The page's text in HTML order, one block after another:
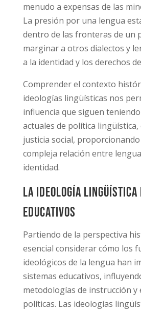
menudo a expensas de las
La presión por una lengua
dentro de las fronteras de un
marginar a otros dialectos y
a la identidad y los derechos
Comprender el contexto
ideologías lingüísticas nos
influencia que siguen
actuales de política lingüística,
justicia social,
compleja relación entre
identidad.
La ideología lingüística
educativos
Partiendo de la perspectiva
esencial considerar cómo los
ideológicos de la lengua han
sistemas educativos,
metodologías de instrucción y
políticas. Las ideologías